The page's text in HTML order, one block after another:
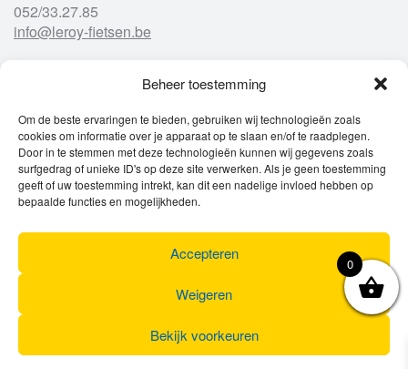
Beheer toestemming
Om de beste ervaringen te bieden, gebruiken wij technologieën zoals
cookies om informatie over je apparaat op te slaan en/of te raadplegen.
Door in te stemmen met deze technologieën kunnen wij gegevens zoals
surfgedrag of unieke ID's op deze site verwerken. Als je geen toestemming
geeft of uw toestemming intrekt, kan dit een nadelige invloed hebben op
bepaalde functies en mogelijkheden.
Accepteren
Weigeren
Bekijk voorkeuren
052/33.27.85
info@leroy-fietsen.be
Openingsuren
Ma
gesloten
Di
9u – 12u
13u – 18u00
Wo
9u – 12u
13u – 18u00
Do
9u – 12u
13u – 18u00
Za
0